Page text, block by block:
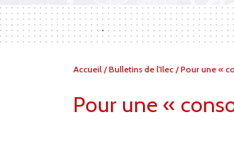
Campagnes
multimarques
Vous
Accueil /Bulletins de l'Ilec /Pour une «
Pour une «